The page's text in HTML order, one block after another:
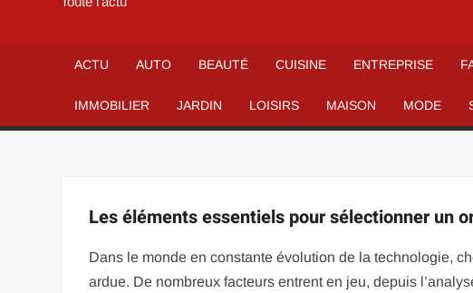
ACTU AUTO BEAUTÉ CUISINE ENTREPRISE
IMMOBILIER JARDIN LOISIRS MAISON MODE
Les éléments essentiels pour sélectionner un
Dans le monde en constante évolution de la technologie,
ardue. De nombreux facteurs entrent en jeu, depuis